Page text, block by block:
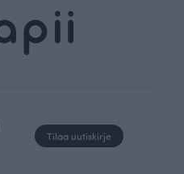
Tilaa uutiskirje